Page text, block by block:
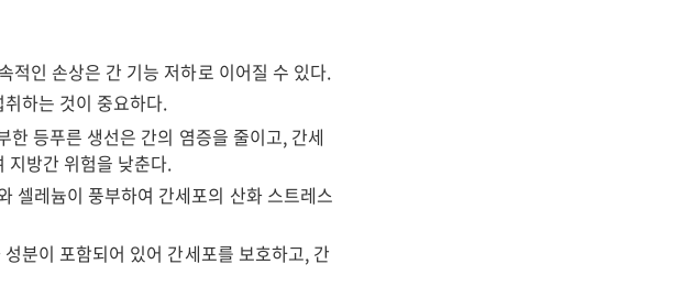
적인 손상은 간 기능 저하로 이어질 수 있다.
하는 것이 중요하다.
등푸른 생선은 간의 염증을 줄이고, 간세
지방간 위험을 낮춘다.
셀레늄이 풍부하여 간세포의 산화 스트레스
분이 포함되어 있어 간세포를 보호하고, 간